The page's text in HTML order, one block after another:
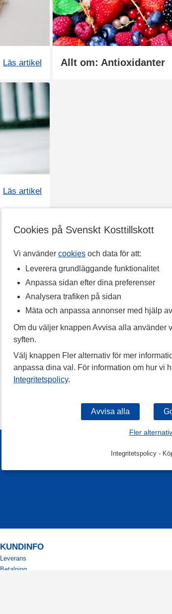
Cookies på Svenskt Kosttillskott
Vi använder cookies och data för att:
Leverera grundläggande funktionalitet
Anpassa sidan efter dina preferenser
Analysera trafiken på sidan
Mäta och anpassa annonser med hjälp av
Om du väljer knappen Avvisa alla använder
syften.
Välj knappen Fler alternativ för mer
anpassa dina val. För information om hur vi
Integritetspolicy.
Fler alternativ
Integritetspolicy-
Läs artikel Allt om: Antioxidanter
Läs artikel
KUNDINFO
Leverans
Betalning